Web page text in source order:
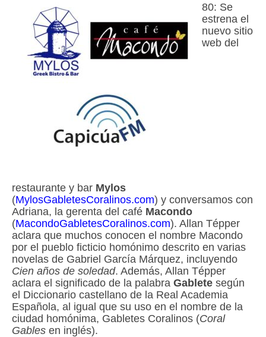
Donaciones
Publicidad
Advertising
80: Se
estrena el
nuevo sitio
web del
restaurante y bar Mylos
(MylosGabletesCoralinos.com) y conversamos con
Adriana, la gerenta del café Macondo
(MacondoGabletesCoralinos.com). Allan Tépper
aclara que muchos conocen el nombre Macondo
por el pueblo ficticio homónimo descrito en varias
novelas de Gabriel García Márquez, incluyendo
Cien años de soledad. Además, Allan Tépper
aclara el significado de la palabra Gablete según
el Diccionario castellano de la Real Academia
Española, al igual que su uso en el nombre de la
ciudad homónima, Gabletes Coralinos (Coral
Gables en inglés).